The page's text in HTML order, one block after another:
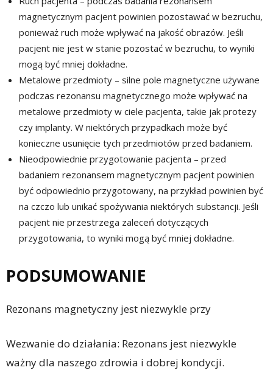
magnetycznym pacjent powinien pozostawać w bezruchu,
ponieważ ruch może wpływać na jakość obrazów. Jeśli
pacjent nie jest w stanie pozostać w bezruchu, to wyniki
mogą być mniej dokładne.
Metalowe przedmioty – silne pole magnetyczne używane
podczas rezonansu magnetycznego może wpływać na
metalowe przedmioty w ciele pacjenta, takie jak protezy
czy implanty. W niektórych przypadkach może być
konieczne usunięcie tych przedmiotów przed badaniem.
Nieodpowiednie przygotowanie pacjenta – przed
badaniem rezonansem magnetycznym pacjent powinien
być odpowiednio przygotowany, na przykład powinien być
na czczo lub unikać spożywania niektórych substancji. Jeśli
pacjent nie przestrzega zaleceń dotyczących
przygotowania, to wyniki mogą być mniej dokładne.
PODSUMOWANIE
Rezonans magnetyczny jest niezwykle przy
Wezwanie do działania: Rezonans jest niezwykle
ważny dla naszego zdrowia i dobrej kondycji.